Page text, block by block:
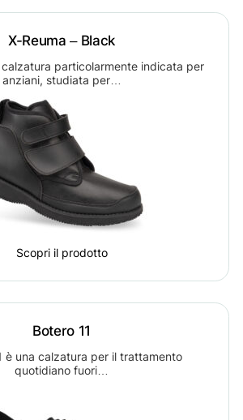
X-Reuma – Black
calzatura particolarmente indicata per
anziani, studiata per…
Scopri il prodotto
Botero 11
è una calzatura per il trattamento
quotidiano fuori…